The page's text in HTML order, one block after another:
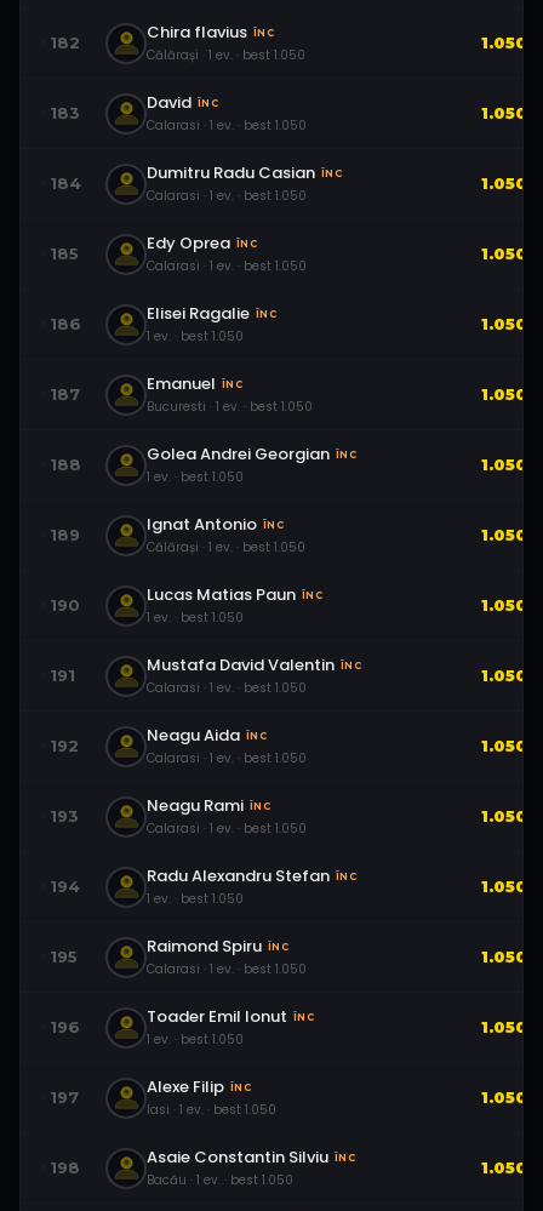
182 Chira flavius ÎNC
Călărași · 1 ev. · best 1.050
1.050
183 David ÎNC
Calarasi · 1 ev. · best 1.050
1.050
184 Dumitru Radu Casian ÎNC
Calarasi · 1 ev. · best 1.050
1.050
185 Edy Oprea ÎNC
Calarasi · 1 ev. · best 1.050
1.050
186 Elisei Ragalie ÎNC
1 ev. · best 1.050
1.050
187 Emanuel ÎNC
Bucuresti · 1 ev. · best 1.050
1.050
188 Golea Andrei Georgian ÎNC
1 ev. · best 1.050
1.050
189 Ignat Antonio ÎNC
Călărași · 1 ev. · best 1.050
1.050
190 Lucas Matias Paun ÎNC
1 ev. · best 1.050
1.050
191 Mustafa David Valentin ÎNC
Calarasi · 1 ev. · best 1.050
1.050
192 Neagu Aida ÎNC
Calarasi · 1 ev. · best 1.050
1.050
193 Neagu Rami ÎNC
Calarasi · 1 ev. · best 1.050
1.050
194 Radu Alexandru Stefan ÎNC
1 ev. · best 1.050
1.050
195 Raimond Spiru ÎNC
Calarasi · 1 ev. · best 1.050
1.050
196 Toader Emil Ionut ÎNC
1 ev. · best 1.050
1.050
197 Alexe Filip ÎNC
Iasi · 1 ev. · best 1.050
1.050
198 Asaie Constantin Silviu ÎNC
Bacău · 1 ev. · best 1.050
1.050